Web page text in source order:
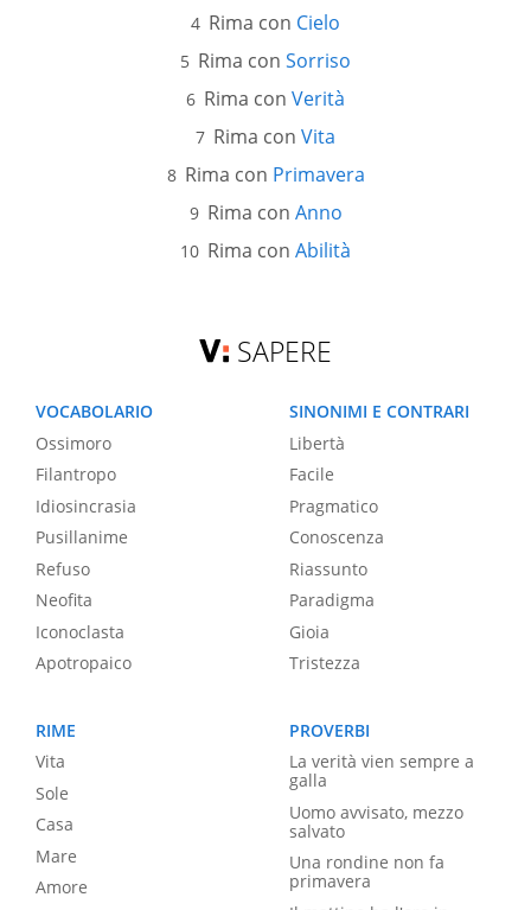
Rima con Cielo
Rima con Sorriso
Rima con Verità
Rima con Vita
Rima con Primavera
Rima con Anno
Rima con Abilità
SAPERE
VOCABOLARIO
Ossimoro
Filantropo
Idiosincrasia
Pusillanime
Refuso
Neofita
Iconoclasta
Apotropaico
SINONIMI E CONTRARI
Libertà
Facile
Pragmatico
Conoscenza
Riassunto
Paradigma
Gioia
Tristezza
RIME
Vita
Sole
Casa
Mare
Amore
PROVERBI
La verità vien sempre a
galla
Uomo avvisato, mezzo
salvato
Una rondine non fa
primavera